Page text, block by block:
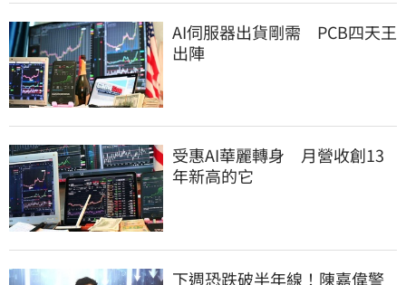
AI伺服器出貨剛需 PCB四天王
出陣
受惠AI華麗轉身 月營收創13
年新高的它
下週恐跌破半年線！陳嘉偉警